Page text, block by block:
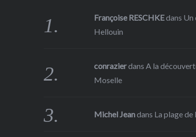
Françoise RESCHKEdans Un
Hellouin
conrazierdans A la
Moselle
Michel Jeandans La plage